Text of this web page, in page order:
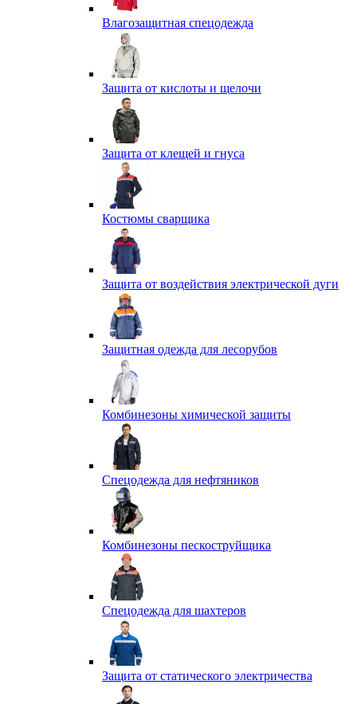
Влагозащитная спецодежда
Защита от кислоты и щелочи
Защита от клещей и гнуса
Костюмы сварщика
Защита от воздействия электрической дуги
Защитная одежда для лесорубов
Комбинезоны химической защиты
Спецодежда для нефтяников
Комбинезоны пескоструйщика
Спецодежда для шахтеров
Защита от статического электричества